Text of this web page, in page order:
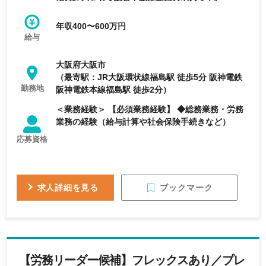
給与
年収400〜600万円
勤務地
大阪府大阪市
（最寄駅：JR大阪環状線福島駅 徒歩5分 阪神電鉄
阪神電鉄本線福島駅 徒歩2分）
応募資格
＜業務経験＞ 【必須業務経験】 ◆総務業務・労務
業務の経験（給与計算や社会保険手続きなど）
求人詳細を見る ブックマーク
【労務リーダー候補】フレックスあり／プレ